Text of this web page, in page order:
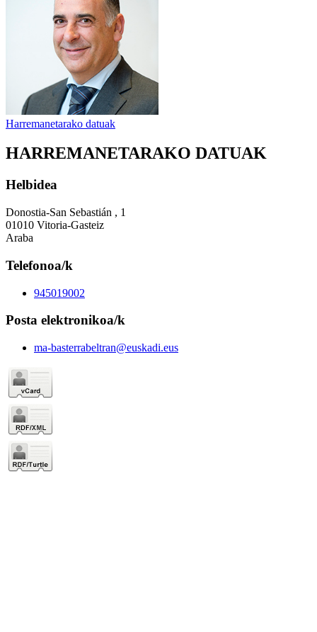
Harremanetarako datuak
HARREMANETARAKO DATUAK
Helbidea
Donostia-San Sebastián , 1
01010 Vitoria-Gasteiz
Araba
Telefonoa/k
945019002
Posta elektronikoa/k
ma-basterrabeltran@euskadi.eus